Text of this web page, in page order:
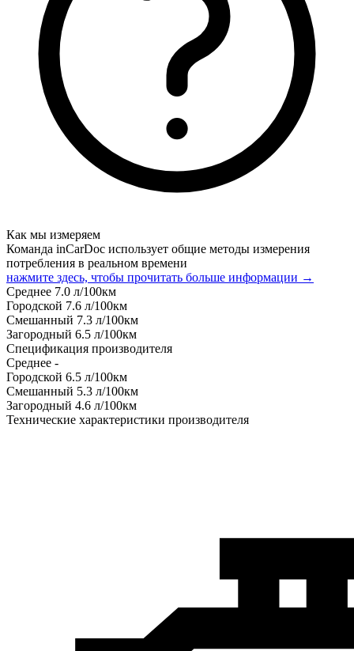
Как мы измеряем
Команда inCarDoc использует общие методы измерения
потребления в реальном времени
нажмите здесь, чтобы прочитать больше информации →
Среднее 7.0 л/100км
Городской 7.6 л/100км
Смешанный 7.3 л/100км
Загородный 6.5 л/100км
Спецификация производителя
Среднее -
Городской 6.5 л/100км
Смешанный 5.3 л/100км
Загородный 4.6 л/100км
Технические характеристики производителя